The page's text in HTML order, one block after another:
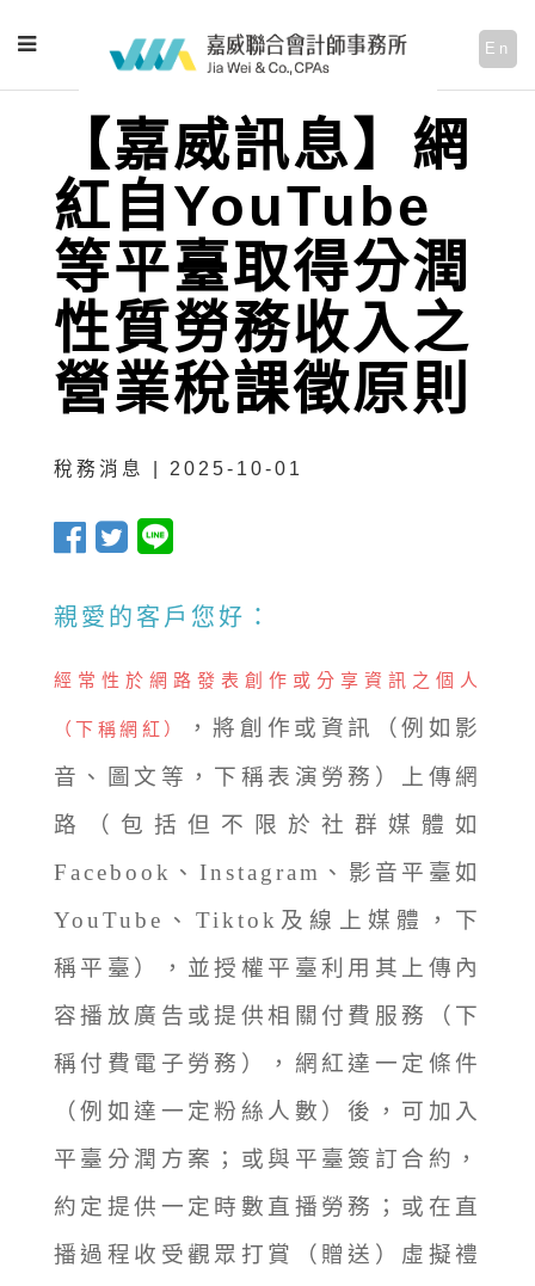
En
【嘉威訊息】網
紅自YouTube
等平臺取得分潤
性質勞務收入之
營業稅課徵原則
稅務消息 | 2025-10-01
親愛的客戶您好：
經常性於網路發表創作或分享資訊之個人
（下稱網紅）
，將創作或資訊（例如影
音、圖文等，下稱表演勞務）上傳網
路（包括但不限於社群媒體如
Facebook、Instagram、影音平臺如
YouTube、Tiktok及線上媒體，下
稱平臺），並授權平臺利用其上傳內
容播放廣告或提供相關付費服務（下
稱付費電子勞務），網紅達一定條件
（例如達一定粉絲人數）後，可加入
平臺分潤方案；或與平臺簽訂合約，
約定提供一定時數直播勞務；或在直
播過程收受觀眾打賞（贈送）虛擬禮